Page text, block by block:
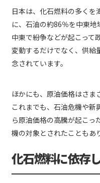
日本は、化石燃料の多くを
に、石油の約86％を中東地
中東で紛争などが起こって
変動するだけでなく、供給
念されています。
ほかにも、原油価格はさま
これまでも、石油危機や新
ら原油価格の高騰が起こっ
機の対象とされたこともあ
化石燃料に依存